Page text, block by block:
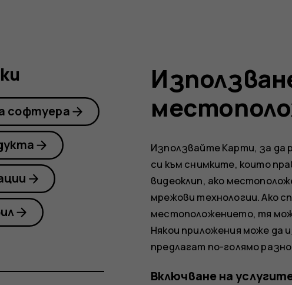
Използвайте Карти, за да
си към снимките, които
видеоклип, ако
мрежови технологии. Ако
местоположението, тя
Някои приложения може
предлагат по-голямо
Включване на
софтуера